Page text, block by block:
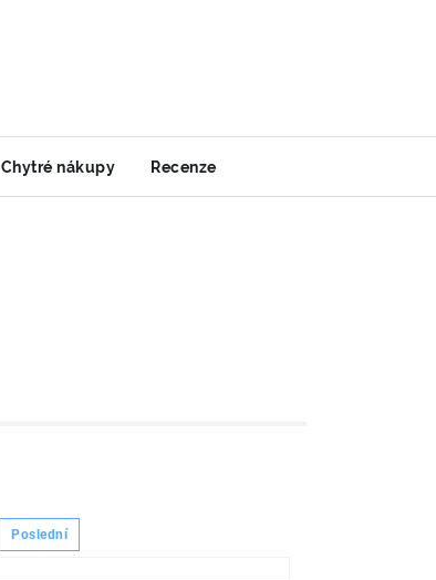
Chytré nákupy Recenze
Poslední